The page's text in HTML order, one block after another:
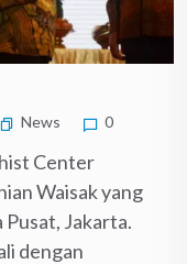
News 0
Center
Waisak yang
Jakarta.
dengan